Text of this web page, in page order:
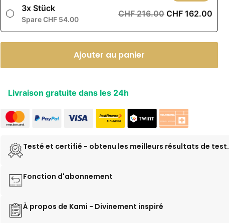
3x Stück
Spare CHF 54.00
CHF 216.00 CHF 162.00
Ajouter au panier
Livraison gratuite dans les 24h
Testé et certifié - obtenu les meilleurs résultats de test.
Fonction d'abonnement
À propos de Kami - Divinement inspiré